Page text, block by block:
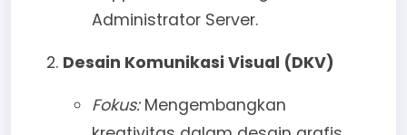
Administrator Server.
Desain Komunikasi Visual (DKV)
Fokus:Mengembangkan